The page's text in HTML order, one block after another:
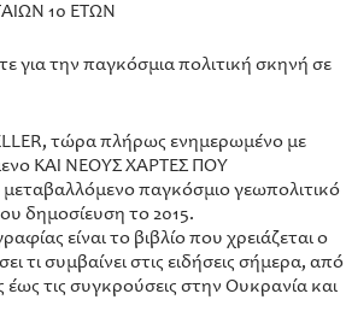
10 ΕΤΩΝ
για την παγκόσμια πολιτική σκηνή σε
τώρα πλήρως ενημερωμένο με
ΚΑΙ ΝΕΟΥΣ ΧΑΡΤΕΣ ΠΟΥ
παγκόσμιο γεωπολιτικό
δημοσίευση το 2015.
είναι το βιβλίο που χρειάζεται ο
τι συμβαίνει στις ειδήσεις σήμερα, από
έως τις συγκρούσεις στην Ουκρανία και